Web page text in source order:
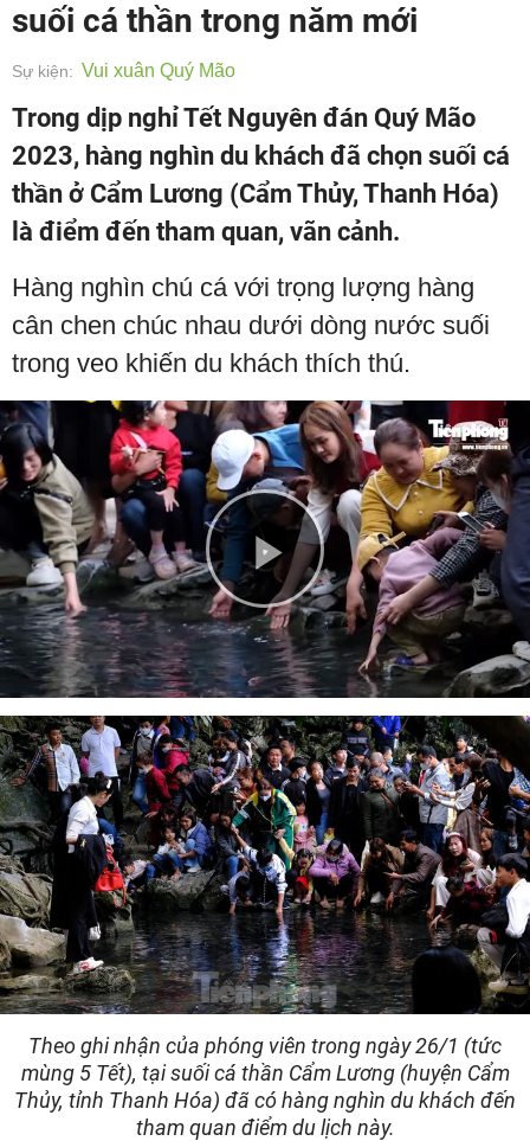
suối cá thần trong năm mới
Sự kiện: Vui xuân Quý Mão
Trong dịp nghỉ Tết Nguyên đán Quý Mão
2023, hàng nghìn du khách đã chọn suối cá
thần ở Cẩm Lương (Cẩm Thủy, Thanh Hóa)
là điểm đến tham quan, vãn cảnh.
Hàng nghìn chú cá với trọng lượng hàng
cân chen chúc nhau dưới dòng nước suối
trong veo khiến du khách thích thú.
Play
Video
Theo ghi nhận của phóng viên trong ngày 26/1 (tức
mùng 5 Tết), tại suối cá thần Cẩm Lương (huyện Cẩm
Thủy, tỉnh Thanh Hóa) đã có hàng nghìn du khách đến
tham quan điểm du lịch này.